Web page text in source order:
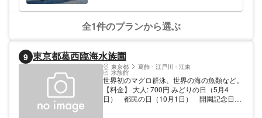
東京スカイツリーにお越しの際は、ぜひ「す
みだ水族館」も合わせてお楽しみください。
全1件のプランから選ぶ
9 東京都葛西臨海水族園
東京都 葛飾・江戸川・江東
水族館
世界初のマグロ群泳、世界の海の魚類など。
【料金】 大人: 700円 みどりの日（5月4
日） 都民の日（10月1日） 開園記念日